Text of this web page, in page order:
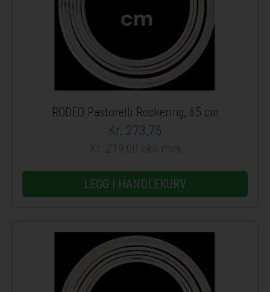
RODEO Pastorelli Rockering, 65 cm
Kr. 273,75
LEGG I HANDLEKURV